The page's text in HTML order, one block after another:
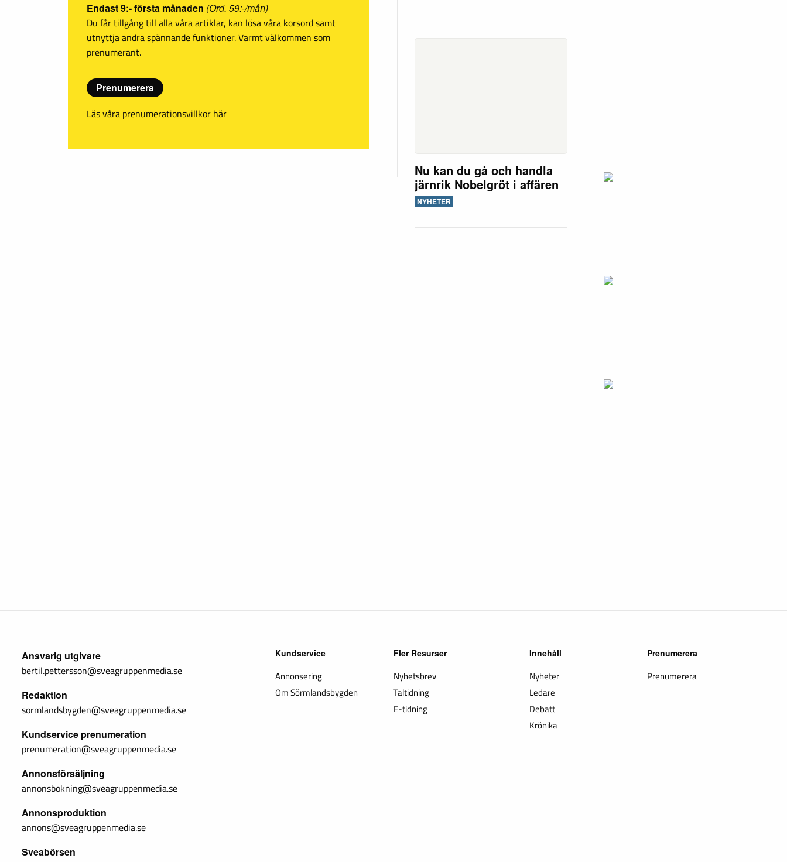
Endast 9:- första månaden (Ord. 59:-/mån)
Du får tillgång till alla våra artiklar, kan lösa våra korsord samt
utnyttja andra spännande funktioner. Varmt välkommen som
prenumerant.
Prenumerera
Läs våra prenumerationsvillkor här
Nu kan du gå och handla
järnrik Nobelgröt i affären
NYHETER
Ansvarig utgivare
bertil.pettersson@sveagruppenmedia.se
Redaktion
sormlandsbygden@sveagruppenmedia.se
Kundservice prenumeration
prenumeration@sveagruppenmedia.se
Annonsförsäljning
annonsbokning@sveagruppenmedia.se
Annonsproduktion
annons@sveagruppenmedia.se
Sveabörsen
Kundservice
Annonsering
Om Sörmlandsbygden
Fler Resurser
Nyhetsbrev
Taltidning
E-tidning
Innehåll
Nyheter
Ledare
Debatt
Krönika
Prenumerera
Prenumerera